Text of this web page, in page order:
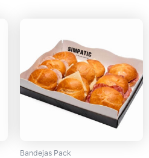
Bandejas Pack